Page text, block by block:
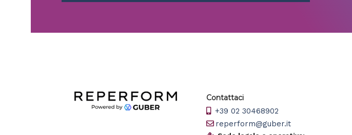
Contattaci
+39 02 30468902
reperform@guber.it